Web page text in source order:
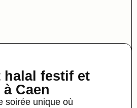
halal festif et
Caen
soirée unique où